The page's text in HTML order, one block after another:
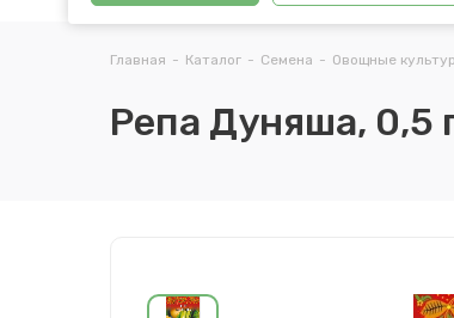
Главная - Каталог - Семена - Овощные
Репа Дуняша, 0,5